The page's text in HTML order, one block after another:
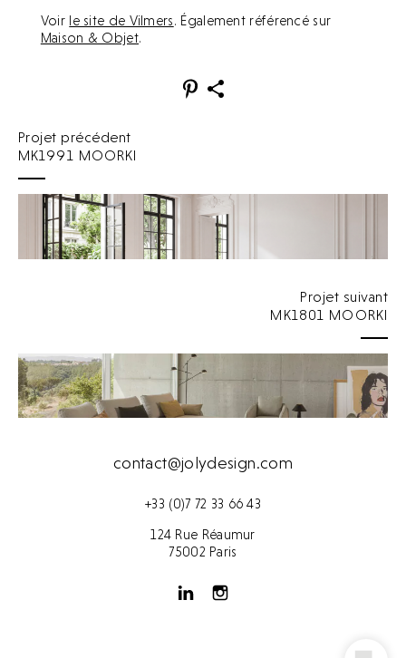
Voir le site de Vilmers. Également référencé sur
Maison & Objet.
Projet précédent
MK1991 MOORKI
Projet suivant
MK1801 MOORKI
contact@jolydesign.com
+33 (0)7 72 33 66 43
124 Rue Réaumur
75002 Paris